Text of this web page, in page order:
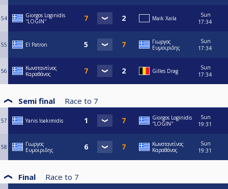
54
Giorgos Loginidis
''LOGIN''
Maik Xaila
Sun
17:34
55 El Patron
Γιωργος
Ευμοιριδης
Sun
17:34
56
Κωνσταντίνος
Καραθάνος
Gilles Drag
Sun
17:34
Semi final Race to 7
57 Yanis Ioakimidis
Giorgos Loginidis
''LOGIN''
Sun
19:31
58
Γιωργος
Ευμοιριδης
Κωνσταντίνος
Καραθάνος
Sun
19:31
Final Race to 7